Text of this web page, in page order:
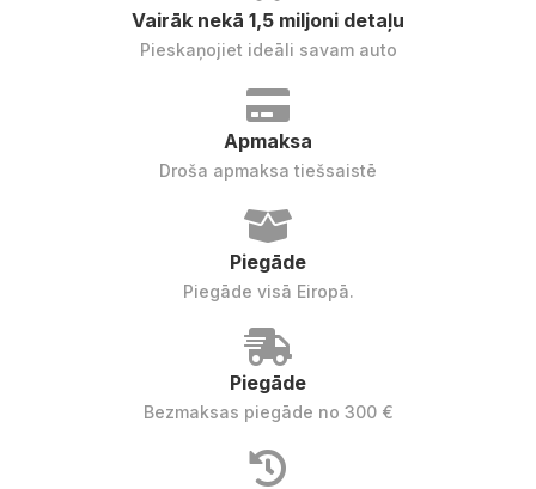
Vairāk nekā 1,5 miljoni detaļu
Pieskaņojiet ideāli savam auto
Apmaksa
Droša apmaksa tiešsaistē
Piegāde
Piegāde visā Eiropā.
Piegāde
Bezmaksas piegāde no 300 €